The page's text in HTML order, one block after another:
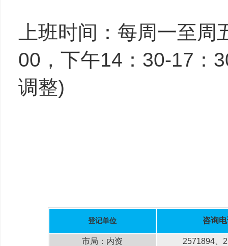
上班时间：每周一至
00，下午14：30-17：
调整)
登记单位 咨询
市局：内资 2571894